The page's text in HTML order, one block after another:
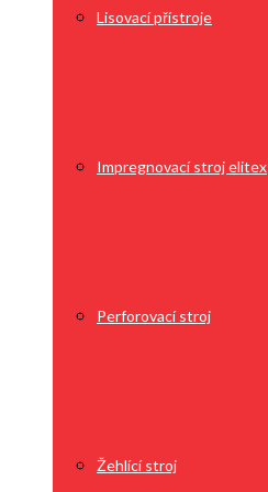
Lisovací přístroje
Impregnovací stroj elitex
Perforovací stroj
Žehlící stroj